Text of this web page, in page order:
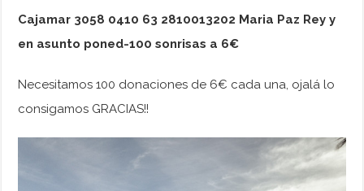
Cajamar 3058 0410 63 2810013202 Maria Paz Rey y
en asunto poned-100 sonrisas a 6€
Necesitamos 100 donaciones de 6€ cada una, ojalá lo
consigamos GRACIAS!!